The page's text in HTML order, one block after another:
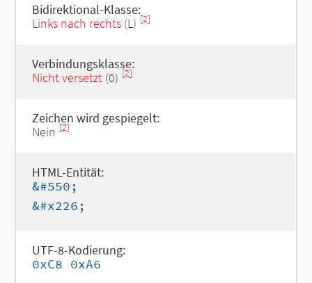
Bidirektional-Klasse:
Links nach rechts(L) [2]
Verbindungsklasse:
Nicht versetzt(0) [2]
Zeichen wird gespiegelt:
Nein [2]
HTML-Entität:
&#550;
&#x226;
UTF-8-Kodierung:
0xC8 0xA6